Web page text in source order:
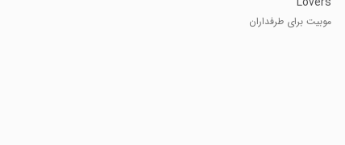
موبیت برای طرفداران